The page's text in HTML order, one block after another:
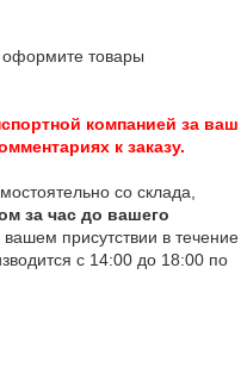
оформите товары
компанией за ваш
к заказу.
со склада,
за час до вашего
вашем присутствии в течение
с 14:00 до 18:00 по